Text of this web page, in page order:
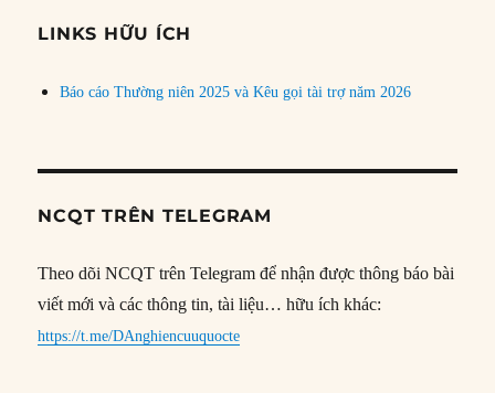
đề
LINKS HỮU ÍCH
Báo cáo Thường niên 2025 và Kêu gọi tài trợ năm 2026
NCQT TRÊN TELEGRAM
Theo dõi NCQT trên Telegram để nhận được thông báo bài
viết mới và các thông tin, tài liệu… hữu ích khác:
https://t.me/DAnghiencuuquocte